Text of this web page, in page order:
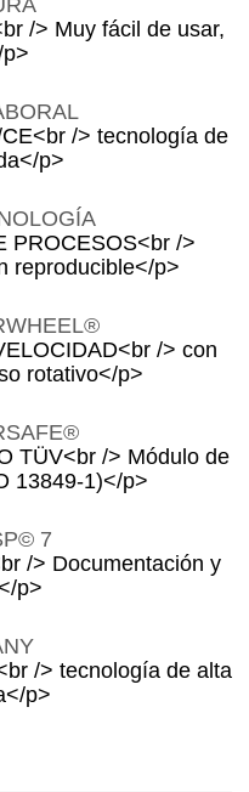
/> Muy fácil de usar,
/> tecnología de
p>
PROCESOS<br />
reproducible</p>
/> con
rotativo</p>
TÜV<br /> Módulo de
13849-1)</p>
7
/> Documentación y
p>
/> tecnología de alta
p>